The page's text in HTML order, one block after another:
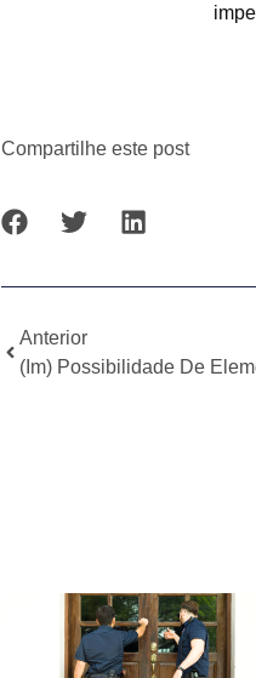
Compartilhe este post
Anterior